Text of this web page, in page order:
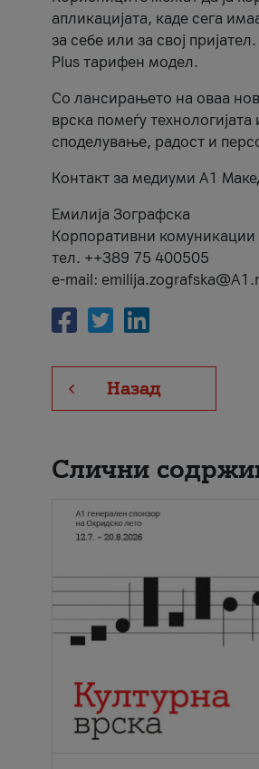
апликацијата, каде сега
за себе или за свој
Plus тарифен модел.
Со лансирањето на оваа
врска помеѓу
споделување, радост и
Контакт за медиуми А1
Емилија Зографска
Корпоративни комуникации
тел. ++389 75 400505
e-mail:
Назад
Слични